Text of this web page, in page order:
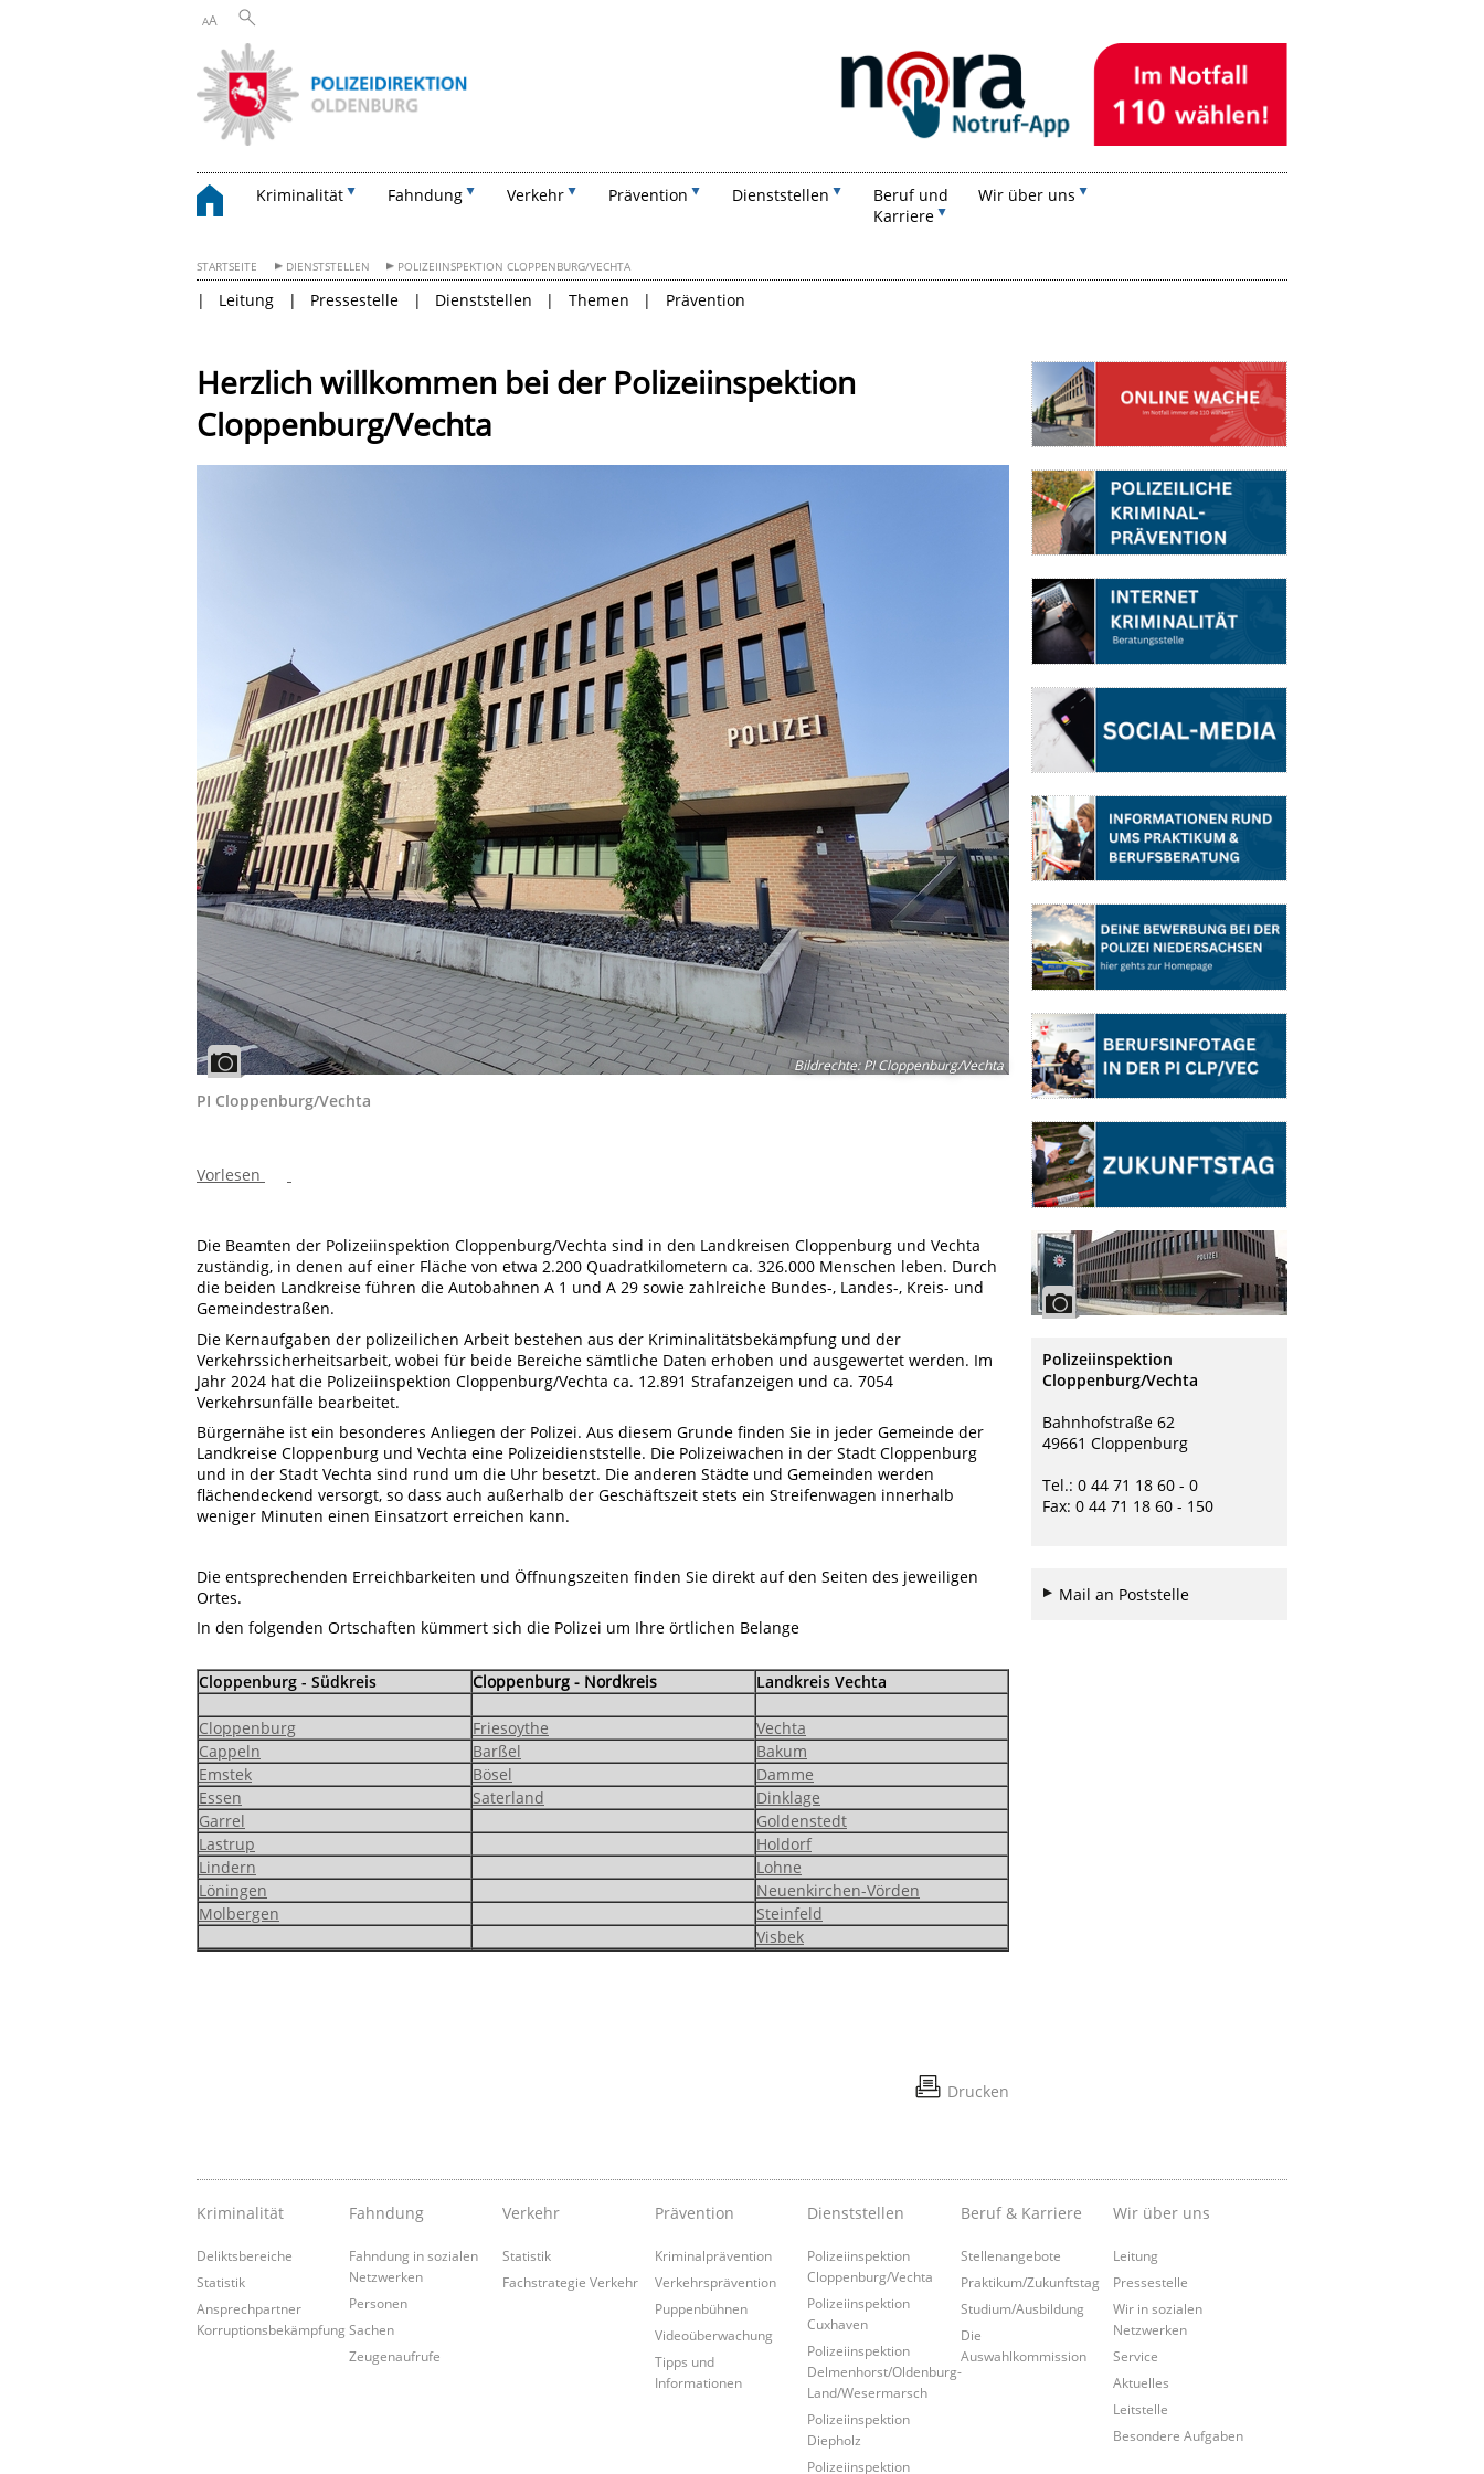
AA
Kriminalität Fahndung Verkehr Prävention Dienststellen
Beruf und
Karriere
Wir über uns
STARTSEITE DIENSTSTELLEN POLIZEIINSPEKTION CLOPPENBURG/VECHTA
Leitung Pressestelle Dienststellen Themen Prävention
Herzlich willkommen bei der Polizeiinspektion
Cloppenburg/Vechta
Bildrechte:PI Cloppenburg/Vechta
PI Cloppenburg/Vechta
Vorlesen
Die Beamten der Polizeiinspektion Cloppenburg/Vechta sind in den Landkreisen Cloppenburg und Vechta
zuständig, in denen auf einer Fläche von etwa 2.200 Quadratkilometern ca. 326.000 Menschen leben. Durch
die beiden Landkreise führen die Autobahnen A 1 und A 29 sowie zahlreiche Bundes-, Landes-, Kreis- und
Gemeindestraßen.
Die Kernaufgaben der polizeilichen Arbeit bestehen aus der Kriminalitätsbekämpfung und der
Verkehrssicherheitsarbeit, wobei für beide Bereiche sämtliche Daten erhoben und ausgewertet werden. Im
Jahr 2024 hat die Polizeiinspektion Cloppenburg/Vechta ca. 12.891 Strafanzeigen und ca. 7054
Verkehrsunfälle bearbeitet.
Bürgernähe ist ein besonderes Anliegen der Polizei. Aus diesem Grunde finden Sie in jeder Gemeinde der
Landkreise Cloppenburg und Vechta eine Polizeidienststelle. Die Polizeiwachen in der Stadt Cloppenburg
und in der Stadt Vechta sind rund um die Uhr besetzt. Die anderen Städte und Gemeinden werden
flächendeckend versorgt, so dass auch außerhalb der Geschäftszeit stets ein Streifenwagen innerhalb
weniger Minuten einen Einsatzort erreichen kann.
Die entsprechenden Erreichbarkeiten und Öffnungszeiten finden Sie direkt auf den Seiten des jeweiligen
Ortes.
In den folgenden Ortschaften kümmert sich die Polizei um Ihre örtlichen Belange
Cloppenburg - Südkreis Cloppenburg - Nordkreis Landkreis Vechta
Cloppenburg Friesoythe
Vechta
Cappeln
Barßel
Bakum
Emstek
Bösel
Damme
Essen
Saterland
Dinklage
Garrel
Goldenstedt
Lastrup
Holdorf
Lindern
Lohne
Löningen
Neuenkirchen-Vörden
Molbergen
Steinfeld
Visbek
Drucken
Polizeiinspektion
Cloppenburg/Vechta
Bahnhofstraße 62
49661 Cloppenburg
Tel.: 0 44 71 18 60 - 0
Fax: 0 44 71 18 60 - 150
Mail an Poststelle
Kriminalität
Deliktsbereiche
Statistik
Ansprechpartner
Korruptionsbekämpfung
Fahndung
Fahndung in sozialen
Netzwerken
Personen
Sachen
Zeugenaufrufe
Verkehr
Statistik
Fachstrategie Verkehr
Prävention
Kriminalprävention
Verkehrsprävention
Puppenbühnen
Videoüberwachung
Tipps und
Informationen
Dienststellen
Polizeiinspektion
Cloppenburg/Vechta
Polizeiinspektion
Cuxhaven
Polizeiinspektion
Delmenhorst/Oldenburg-
Land/Wesermarsch
Polizeiinspektion
Diepholz
Polizeiinspektion
Beruf & Karriere
Stellenangebote
Praktikum/Zukunftstag
Studium/Ausbildung
Die
Auswahlkommission
Wir über uns
Leitung
Pressestelle
Wir in sozialen
Netzwerken
Service
Aktuelles
Leitstelle
Besondere Aufgaben